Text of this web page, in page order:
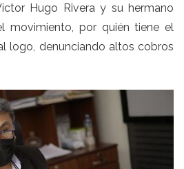
Hugo Rivera y su hermano
movimiento, por quién tiene el
logo, denunciando altos cobros